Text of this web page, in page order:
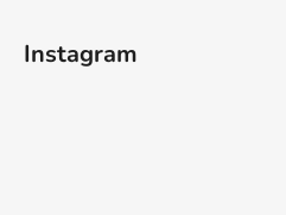
Instagram